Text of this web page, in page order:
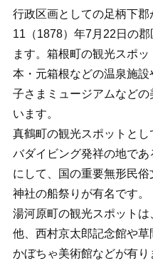
行政区画としての足柄下
11（1878）年7月22日の
ます。箱根町の観光スポ
本・元箱根などの温泉施
子さまミュージアムなど
います。
真鶴町の観光スポットと
バダイビング発祥の地で
にして、国の重要無形民
神社の船祭りが有名です。
湯河原町の観光スポット
他、西村京太郎記念館や
かぼちゃ美術館などが有り